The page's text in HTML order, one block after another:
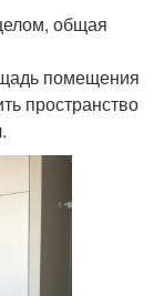
общая
помещения
пространство